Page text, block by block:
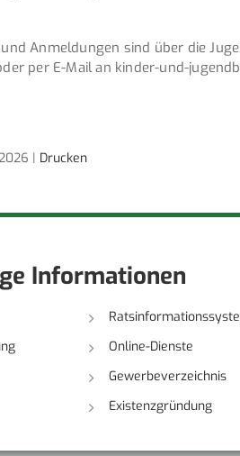
Anmeldungen sind über die
per E-Mail an kinder-und-
| Drucken
Informationen
Online-Dienste
Gewerbeverzeichnis
Existenzgründung